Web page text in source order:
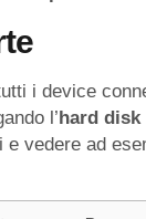
i device
l’hard disk
vedere ad